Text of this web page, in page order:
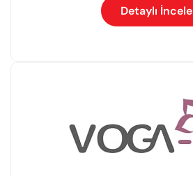
Detaylı İncele